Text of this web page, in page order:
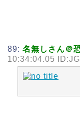
89: 名無しさん＠
10:34:04.05